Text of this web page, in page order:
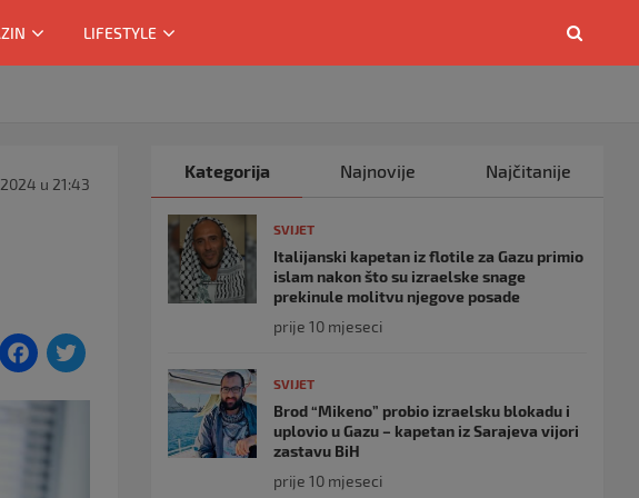
LIFESTYLE
u 21:43
F
c
e
Kategorija Najnovije Najčitanije
SVIJET
Italijanski kapetan iz flotile za Gazu primio
islam nakon što su izraelske snage
prekinule molitvu njegove posade
prije 10 mjeseci
SVIJET
Brod “Mikeno” probio izraelsku blokadu i
uplovio u Gazu – kapetan iz Sarajeva vijori
zastavu BiH
prije 10 mjeseci